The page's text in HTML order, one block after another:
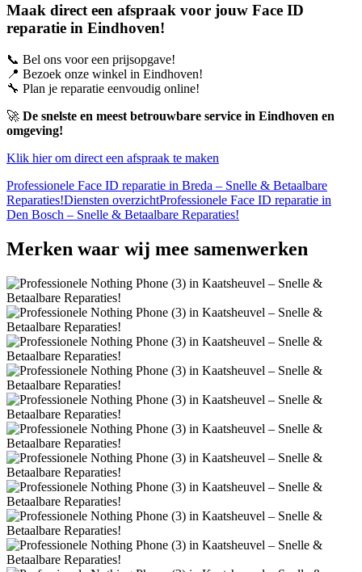
Maak direct een afspraak voor jouw Face ID
reparatie in Eindhoven!
📞 Bel ons voor een prijsopgave!
📍 Bezoek onze winkel in Eindhoven!
🔧 Plan je reparatie eenvoudig online!
🚀 De snelste en meest betrouwbare service in Eindhoven en
omgeving!
Klik hier om direct een afspraak te maken
Professionele Face ID reparatie in Breda – Snelle & Betaalbare
Reparaties!Diensten overzichtProfessionele Face ID reparatie in
Den Bosch – Snelle & Betaalbare Reparaties!
Merken waar wij mee samenwerken